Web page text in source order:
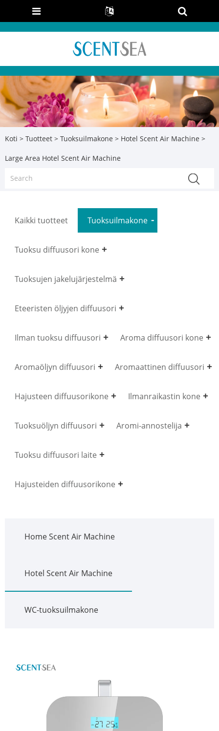
Koti > Tuotteet > Tuoksuilmakone > Hotel Scent Air Machine >
Large Area Hotel Scent Air Machine
Kaikki tuotteet Tuoksuilmakone
Tuoksu diffuusori kone
Tuoksujen jakelujärjestelmä
Eteeristen öljyjen diffuusori
Ilman tuoksu diffuusori Aroma diffuusori kone
Aromaöljyn diffuusori Aromaattinen diffuusori
Hajusteen diffuusorikone Ilmanraikastin kone
Tuoksuöljyn diffuusori Aromi-annostelija
Tuoksu diffuusori laite
Hajusteiden diffuusorikone
Home Scent Air Machine
Hotel Scent Air Machine
WC-tuoksuilmakone